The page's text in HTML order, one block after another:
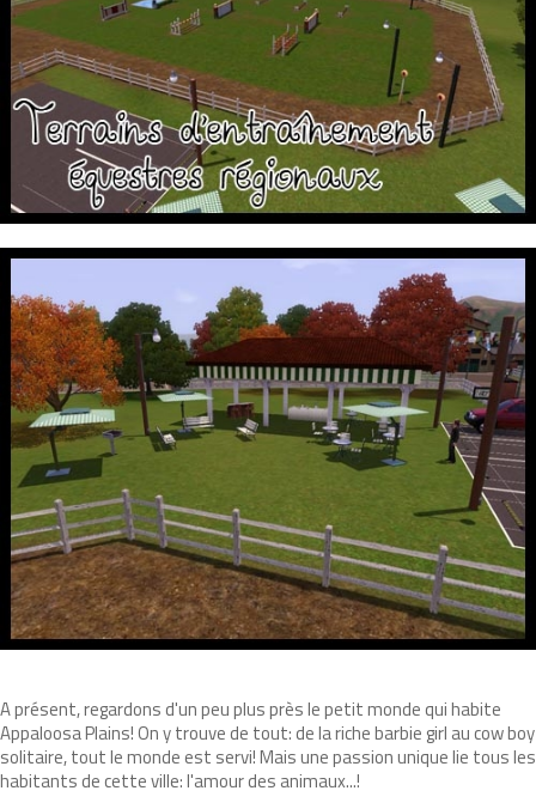
A présent, regardons d'un peu plus près le petit monde qui habite
Appaloosa Plains! On y trouve de tout: de la riche barbie girl au cow boy
solitaire, tout le monde est servi! Mais une passion unique lie tous les
habitants de cette ville: l'amour des animaux...!